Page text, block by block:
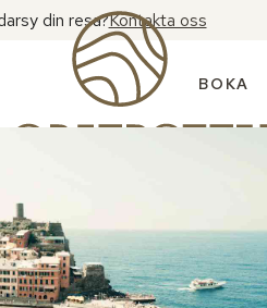
din resa?Kontakta oss
BOKA